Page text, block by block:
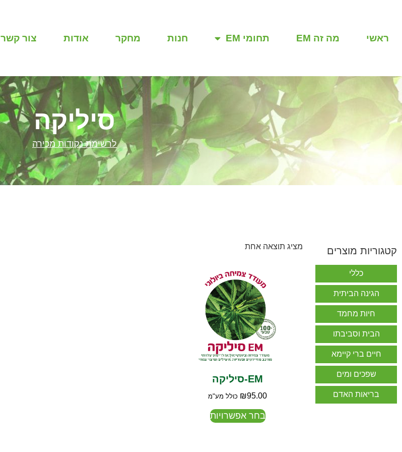
ראשי מה זה EM תחומי EM חנות מחקר אודות צור קשר
סיליקה
לרשימת נקודות מכירה
קטגוריות מוצרים
כללי
הגינה הביתית
חיות מחמד
הבית וסביבתו
חיים ברי קיימא
שפכים ומים
בריאות האדם
מציג תוצאה אחת
EM-סיליקה
₪95.00 כולל מע"מ
בחר אפשרויות